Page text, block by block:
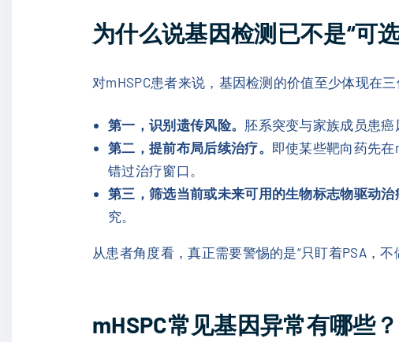
为什么说基因检测已不是“可
对mHSPC患者来说，基因检测的价值至少体现在三
第一，识别遗传风险。 胚系突变与家族成员患癌
第二，提前布局后续治疗。 即使某些靶向药先在
错过治疗窗口。
第三，筛选当前或未来可用的生物标志物驱动治
究。
从患者角度看，真正需要警惕的是“只盯着PSA，
mHSPC常见基因异常有哪些？